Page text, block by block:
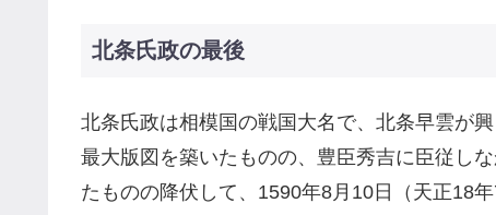
北条氏政の最後
北条氏政は相模国の戦国大名で、北条早雲が
最大版図を築いたものの、豊臣秀吉に臣従し
たものの降伏して、1590年8月10日（天正18